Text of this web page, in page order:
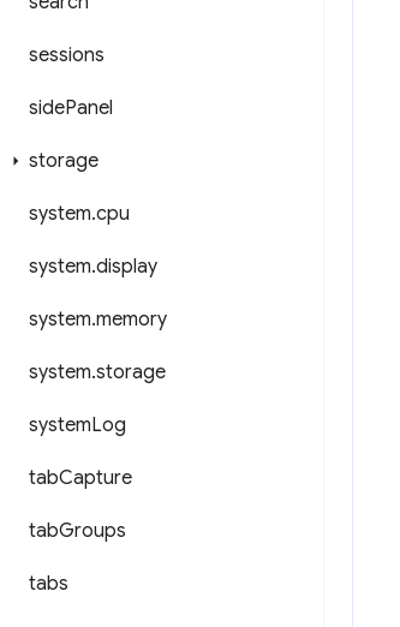
sessions
sidePanel
storage
system.cpu
system.display
system.memory
system.storage
systemLog
tabCapture
tabGroups
tabs